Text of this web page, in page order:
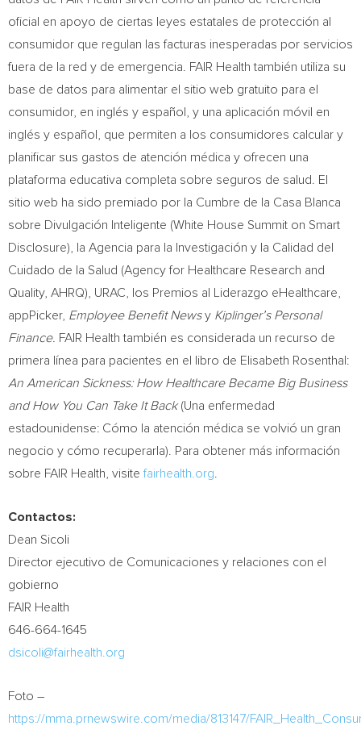
oficial en apoyo de ciertas leyes estatales de protección al
consumidor que regulan las facturas inesperadas por servicios
fuera de la red y de emergencia. FAIR Health también utiliza su
base de datos para alimentar el sitio web gratuito para el
consumidor, en inglés y español, y una aplicación móvil en
inglés y español, que permiten a los consumidores calcular y
planificar sus gastos de atención médica y ofrecen una
plataforma educativa completa sobre seguros de salud. El
sitio web ha sido premiado por la Cumbre de la Casa Blanca
sobre Divulgación Inteligente (White House Summit on Smart
Disclosure), la Agencia para la Investigación y la Calidad del
Cuidado de la Salud (Agency for Healthcare Research and
Quality, AHRQ), URAC, los Premios al Liderazgo eHealthcare,
appPicker, Employee Benefit Newsy Kiplinger’s Personal
Finance. FAIR Health también es considerada un recurso de
primera línea para pacientes en el libro de Elisabeth Rosenthal :
An American Sickness: How Healthcare Became Big Business
and How You Can Take It Back(Una enfermedad
estadounidense: Cómo la atención médica se volvió un gran
negocio y cómo recuperarla). Para obtener más información
sobre FAIR Health, visitefairhealth.org
Contactos:
Dean Sicoli
Director ejecutivo de Comunicaciones y relaciones con el
gobierno
FAIR Health
646-664-1645
dsicoli@fairhealth.org
Foto –
https://mma.prnewswire.com/media/813147/